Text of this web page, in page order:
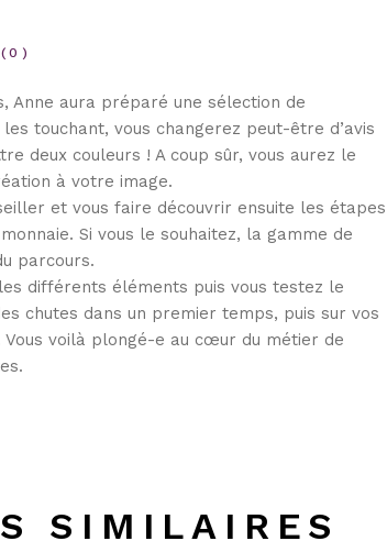
Anne aura préparé une sélection de
touchant, vous changerez peut-être d’avis
deux couleurs ! A coup sûr, vous aurez le
à votre image.
et vous faire découvrir ensuite les étapes
Si vous le souhaitez, la gamme de
parcours.
différents éléments puis vous testez le
chutes dans un premier temps, puis sur vos
Vous voilà plongé-e au cœur du métier de
SIMILAIRES